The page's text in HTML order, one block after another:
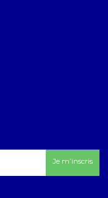
Je m’inscris